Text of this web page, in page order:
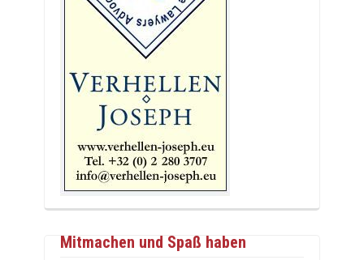
Mitmachen und Spaß haben